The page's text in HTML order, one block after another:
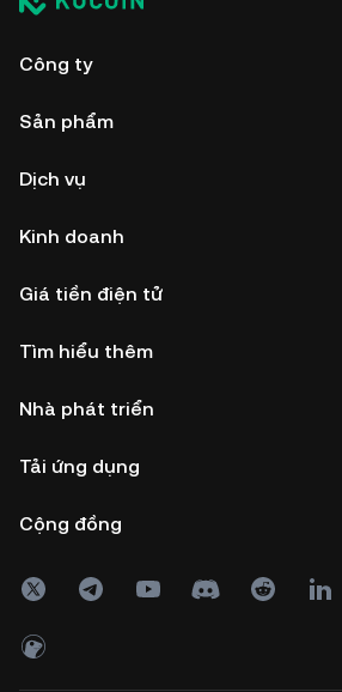
Công ty
Sản phẩm
Dịch vụ
Kinh doanh
Giá tiền điện tử
Tìm hiểu thêm
Nhà phát triển
Tải ứng dụng
Cộng đồng